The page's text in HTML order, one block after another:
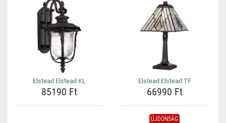
Elstead Elstead KL
85190 Ft
Elstead Elstead TF
66990 Ft
ÚJDONSÁG